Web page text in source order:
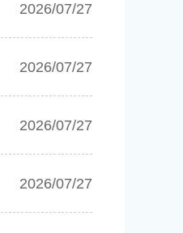
2026/07/27
2026/07/27
2026/07/27
2026/07/27